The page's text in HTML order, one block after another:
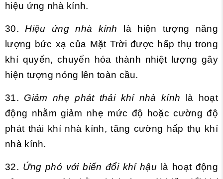
hiệu ứng nhà kính.
30. Hiệu ứng nhà kính
là hiện tượng năng
lượng bức xạ của Mặt Trời được hấp thụ trong
khí quyển, chuyển hóa thành nhiệt lượng gây
hiện tượng nóng lên toàn cầu.
31. Giảm nhẹ phát thải khí nhà kính là hoạt
động nhằm giảm nhẹ mức độ hoặc cường độ
phát thải khí nhà kính, tăng cường hấp thụ khí
nhà kính.
32. Ứng phó với biến đổi khí hậu là hoạt động